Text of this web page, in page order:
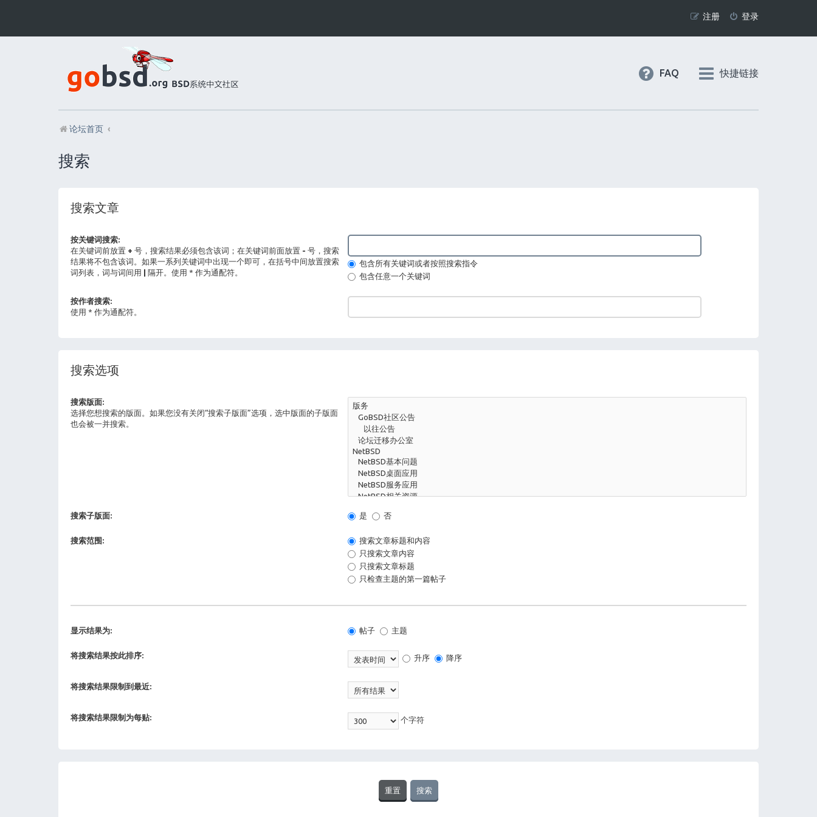
登录
注册
快捷链接
FAQ
论坛首页
搜索
搜索文章
按关键词搜索:
在关键词前放置 + 号，搜索结果必须包含该词；在关键词前面放置 - 号，搜索
结果将不包含该词。如果一系列关键词中出现一个即可，在括号中间放置搜索
词列表，词与词间用 | 隔开。使用 * 作为通配符。
包含所有关键词或者按照搜索指令
包含任意一个关键词
按作者搜索:
使用 * 作为通配符。
搜索选项
搜索版面:
选择您想搜索的版面。如果您没有关闭“搜索子版面”选项，选中版面的子版面
也会被一并搜索。
搜索子版面: 是 否
搜索范围:
搜索文章标题和内容
只搜索文章内容
只搜索文章标题
只检查主题的第一篇帖子
显示结果为: 帖子 主题
将搜索结果按此排序: 升序 降序
将搜索结果限制到最近:
将搜索结果限制为每贴: 个字符